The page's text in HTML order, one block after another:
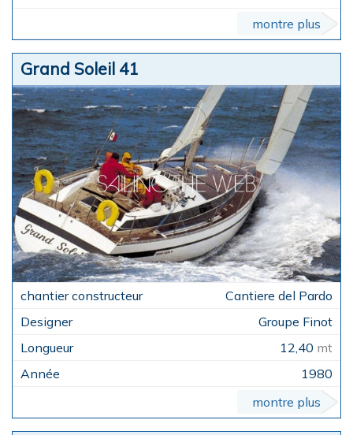
montre plus
Grand Soleil 41
Cantiere del Pardo
Groupe Finot
12,40 mt
1980
montre plus